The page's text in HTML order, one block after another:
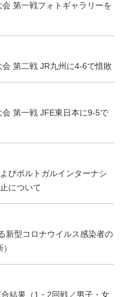
第一戦フォトギャラリーを
第二戦 JR九州に4-6で惜敗
第一戦 JFE東日本に9-5で
びポルトガルインターナシ
について
新型コロナウイルス感染者の
結果（1・2回戦／男子・女